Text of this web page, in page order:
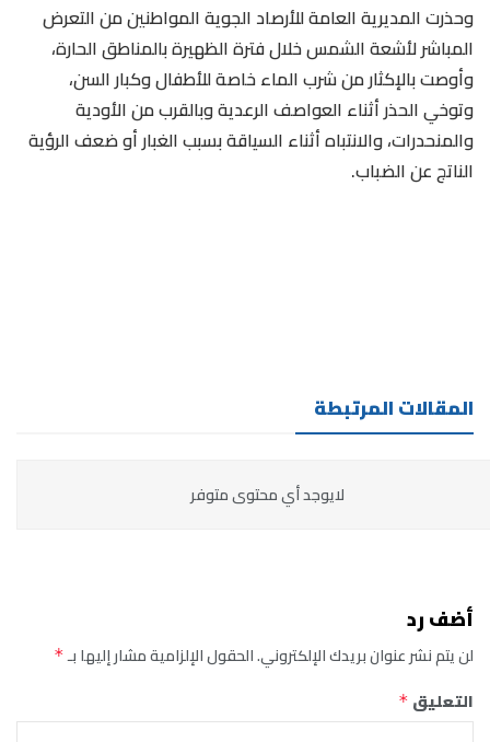
وحذرت المديرية العامة للأرصاد الجوية المواطنين من التعرض
المباشر لأشعة الشمس خلال فترة الظهيرة بالمناطق الحارة،
وأوصت بالإكثار من شرب الماء خاصة للأطفال وكبار السن،
وتوخي الحذر أثناء العواصف الرعدية وبالقرب من الأودية
والمنحدرات، والانتباه أثناء السياقة بسبب الغبار أو ضعف الرؤية
الناتج عن الضباب.
المقالات المرتبطة
لايوجد أي محتوى متوفر
أضف رد
لن يتم نشر عنوان بريدك الإلكتروني.الحقول الإلزامية مشار إليها بـ*
التعليق *